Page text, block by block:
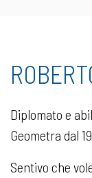
Diplomato e
Geometra dal
Sentivo che